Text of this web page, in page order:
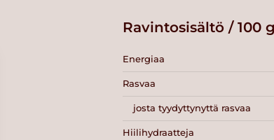
Ravintosisältö / 100 g
Energiaa
Rasvaa
josta tyydyttynyttä rasvaa
Hiilihydraatteja